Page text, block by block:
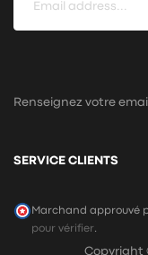
Renseignez votre
SERVICE CLIENTS
Marchand approuvé
pour vérifier
Copyright